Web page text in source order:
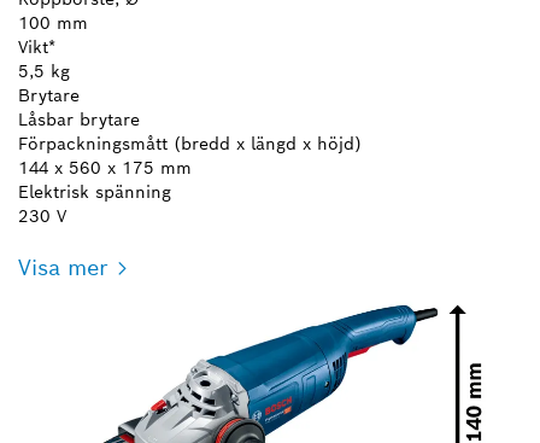
100 mm
Vikt*
5,5 kg
Brytare
Låsbar brytare
Förpackningsmått (bredd x längd x höjd)
144 x 560 x 175 mm
Elektrisk spänning
230 V
Visa mer